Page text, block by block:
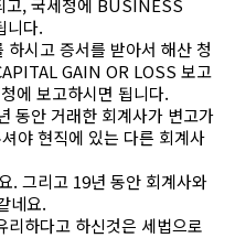
고, 국세청에 BUSINESS
니다.
시고 증서를 받아서 해산 청
GAIN OR LOSS 보고
에 보고하시면 됩니다.
동안 거래한 회계사가 변고가
야 현직에 있는 다른 회계사
. 그리고 19년 동안 회계사와
네요.
하다고 하신것은 세법으로